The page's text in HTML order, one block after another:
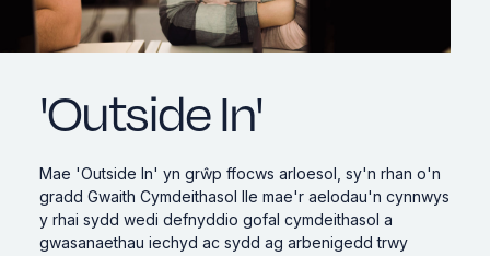
'Outside In'
Mae 'Outside In' yn grŵp ffocws arloesol, sy'n rhan o'n
gradd Gwaith Cymdeithasol lle mae'r aelodau'n cynnwys
y rhai sydd wedi defnyddio gofal cymdeithasol a
gwasanaethau iechyd ac sydd ag arbenigedd trwy